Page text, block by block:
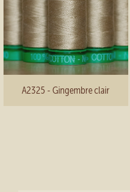
A2325 - Gingembre clair